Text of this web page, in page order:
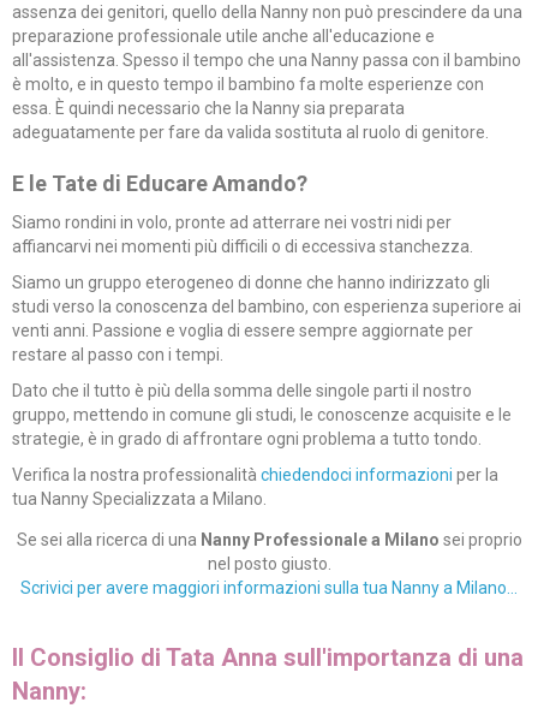
assenza dei genitori, quello della Nanny non può prescindere da una
preparazione professionale utile anche all'educazione e
all'assistenza. Spesso il tempo che una Nanny passa con il bambino
è molto, e in questo tempo il bambino fa molte esperienze con
essa. È quindi necessario che la Nanny sia preparata
adeguatamente per fare da valida sostituta al ruolo di genitore.
E le Tate di Educare Amando?
Siamo rondini in volo, pronte ad atterrare nei vostri nidi per
affiancarvi nei momenti più difficili o di eccessiva stanchezza.
Siamo un gruppo eterogeneo di donne che hanno indirizzato gli
studi verso la conoscenza del bambino, con esperienza superiore ai
venti anni. Passione e voglia di essere sempre aggiornate per
restare al passo con i tempi.
Dato che il tutto è più della somma delle singole parti il nostro
gruppo, mettendo in comune gli studi, le conoscenze acquisite e le
strategie, è in grado di affrontare ogni problema a tutto tondo.
Verifica la nostra professionalità chiedendoci informazioni per la
tua Nanny Specializzata a Milano.
Se sei alla ricerca di una Nanny Professionale a Milano sei proprio
nel posto giusto.
Scrivici per avere maggiori informazioni sulla tua Nanny a Milano…
Il Consiglio di Tata Anna sull'importanza di una
Nanny: